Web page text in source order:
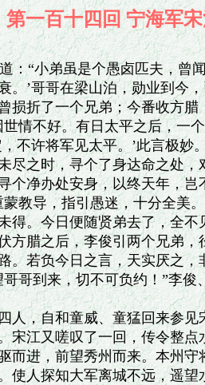
第一百十四回 宁海
道：“小弟虽是个愚卤匹夫，曾
。’哥哥在梁山泊，勋业到今
损折了一个兄弟；今番收方
情不好。有日太平之后，一
不许将军见太平。’此言极妙
尽之时，寻个了身达命之处
个净办处安身，以终天年，岂
教导，指引愚迷，十分全美
得。今日便随贤弟去了，全
方腊之后，李俊引两个兄弟
。若负今日之言，天实厌之，
哥到来，切不可负约！”李俊
人，自和童威、童猛回来参
宋江又嗟叹了一回，传令整
而进，前望秀州而来。本州
使人探知大军离城不远，遥